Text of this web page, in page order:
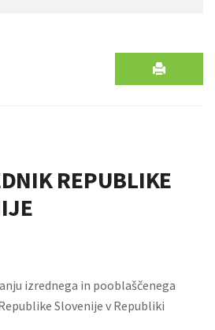
REPUBLIKE
izrednega in pooblaščenega
Slovenije v Republiki